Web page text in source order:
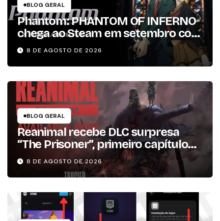
BLOG GERAL
Phantom: PHANTOM OF INFERNO
chega ao Steam em setembro com
conteúdo da versão lançada em
2013
8 DE AGOSTO DE 2026
BLOG GERAL
Reanimal recebe DLC surpresa
“The Prisoner”, primeiro capítulo
da expansão de história
8 DE AGOSTO DE 2026